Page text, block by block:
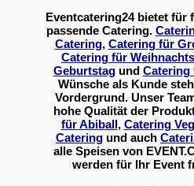
Eventcatering24 bietet für
passende Catering.
Catering, Catering für
Catering für
Geburtstagund Catering
Wünsche als Kunde
Vordergrund. Unser
hohe Qualität der
für Abiball , Catering
Catering und auch
alle Speisen von
werden für Ihr Event